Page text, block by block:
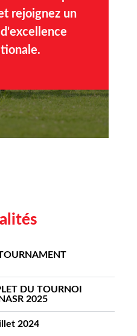
rejoignez un
DU TOURNOI
2025
2024